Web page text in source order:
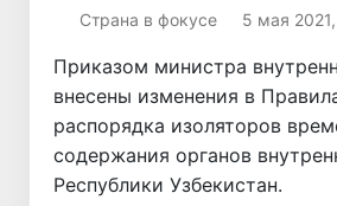
Страна в фокусе 5 мая
Приказом министра
внесены изменения в
распорядка изоляторов
содержания органов
Республики Узбекистан.